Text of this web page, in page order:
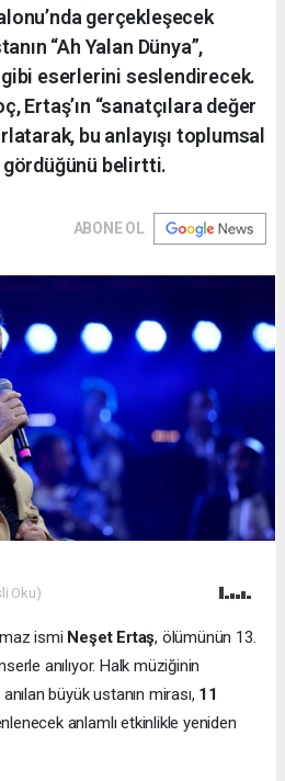
gerçekleşecek
“Ah Yalan Dünya”,
gibi eserlerini seslendirecek.
Ertaş’ın “sanatçılara değer
bu anlayışı toplumsal
belirtti.
ABONE OL
Oku)
ismi Neşet Ertaş, ölümünün 13.
anılıyor. Halk müziğinin
büyük ustanın mirası, 11
anlamlı etkinlikle yeniden